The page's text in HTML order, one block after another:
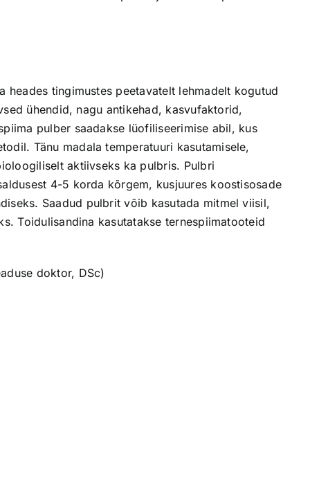
heades tingimustes peetavatelt lehmadelt kogutud
ühendid, nagu antikehad, kasvufaktorid,
pulber saadakse lüofiliseerimise abil, kus
Tänu madala temperatuuri kasutamisele,
aktiivseks ka pulbris. Pulbri
4-5 korda kõrgem, kusjuures koostisosade
Saadud pulbrit võib kasutada mitmel viisil,
Toidulisandina kasutatakse ternespiimatooteid
doktor, DSc)